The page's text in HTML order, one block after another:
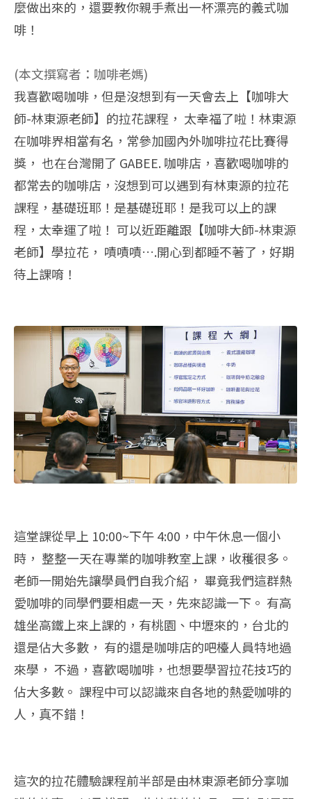
麼做出來的，還要教你親手煮出一杯漂亮的義式咖
啡！
(本文撰寫者：咖啡老媽)
我喜歡喝咖啡，但是沒想到有一天會去上【咖啡大
師-林東源老師】的拉花課程， 太幸福了啦！林東源
在咖啡界相當有名，常參加國內外咖啡拉花比賽得
獎， 也在台灣開了 GABEE. 咖啡店，喜歡喝咖啡的
都常去的咖啡店，沒想到可以遇到有林東源的拉花
課程，基礎班耶！是基礎班耶！是我可以上的課
程，太幸運了啦！ 可以近距離跟【咖啡大師-林東源
老師】學拉花， 嘖嘖嘖….開心到都睡不著了，好期
待上課唷！
這堂課從早上 10:00~下午 4:00，中午休息一個小
時， 整整一天在專業的咖啡教室上課，收穫很多。
老師一開始先讓學員們自我介紹， 畢竟我們這群熱
愛咖啡的同學們要相處一天，先來認識一下。 有高
雄坐高鐵上來上課的，有桃園、中壢來的，台北的
還是佔大多數， 有的還是咖啡店的吧檯人員特地過
來學， 不過，喜歡喝咖啡，也想要學習拉花技巧的
佔大多數。 課程中可以認識來自各地的熱愛咖啡的
人，真不錯！
這次的拉花體驗課程前半部是由林東源老師分享咖